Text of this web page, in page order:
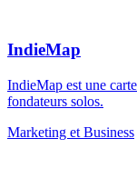
IndieMap
IndieMap est une
fondateurs solos.
Marketing et Business